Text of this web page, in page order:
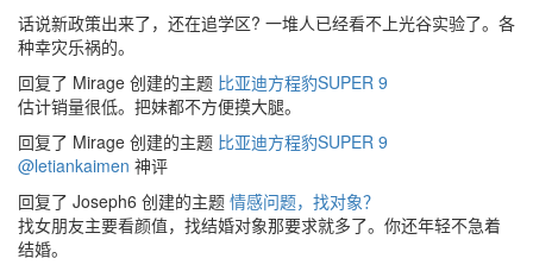
话说新政策出来了，还在追学区? 一堆人已经看不上光谷实验了。各
种幸灾乐祸的。
回复了 Mirage 创建的主题 比亚迪方程豹SUPER 9
估计销量很低。把妹都不方便摸大腿。
回复了 Mirage 创建的主题 比亚迪方程豹SUPER 9
@letiankaimen 神评
回复了 Joseph6 创建的主题 情感问题，找对象？
找女朋友主要看颜值，找结婚对象那要求就多了。你还年轻不急着
结婚。